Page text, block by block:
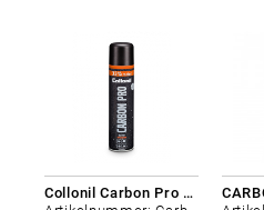
Collonil Carbon Pro 400 ml